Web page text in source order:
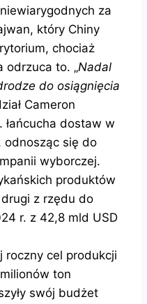
za
który Chiny
chociaż
odrzuca to. „Nadal
do osiągnięcia
Cameron
dostaw w
odnosząc się do
wyborczej.
produktów
drugi z rzędu do
r. z 42,8 mld USD
roczny cel produkcji
ton
swój budżet